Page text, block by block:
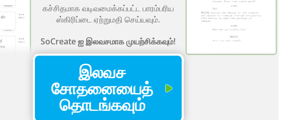
கச்சிதமாக வடிவமைக்கப்பட்ட பாரம்பரிய
ஸ்கிரிப்டை ஏற்றுமதி செய்யவும்.
SoCreate ஐ இலவசமாக முயற்சிக்கவும்!
இலவச
சோதனையைத்
தொடங்கவும்